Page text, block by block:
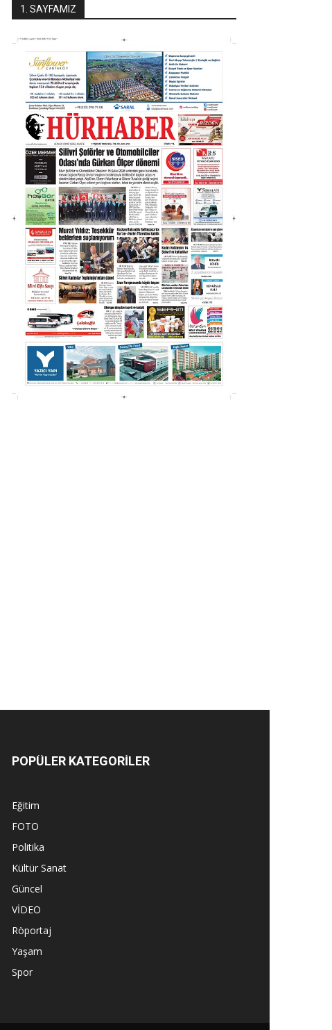
1. SAYFAMIZ
POPÜLER KATEGORİLER
Eğitim
FOTO
Politika
Kültür Sanat
Güncel
VİDEO
Röportaj
Yaşam
Spor